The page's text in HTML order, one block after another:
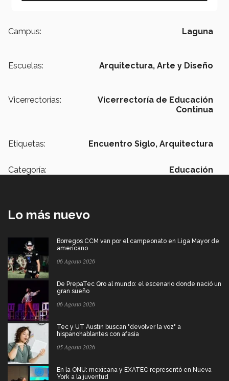
Campus: Laguna
Escuelas: Arquitectura, Arte y Diseño
Vicerrectorías:
Vicerrectoría de Educación
Continua
Etiquetas: Encuentro Siglo, Arquitectura
Categoría: Educación
Lo más nuevo
Borregos CCM van por el campeonato en Liga Mayor de
americano
06 Agosto 2026
De PrepaTec Qro al mundo: el escenario donde nació un
gran sueño
06 Agosto 2026
Tec y UT Austin buscan "devolver la voz" a
hispanohablantes con afasia
05 Agosto 2026
En la ONU: mexicana y EXATEC representó en Nueva
York a la juventud